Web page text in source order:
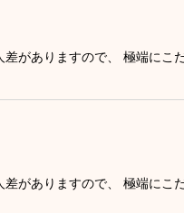
がありますので、 極端に
がありますので、 極端に